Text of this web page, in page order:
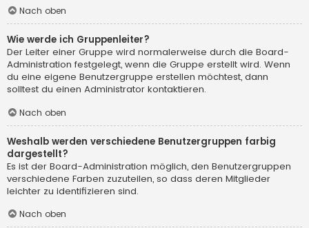
Nach oben
Wie werde ich Gruppenleiter?
Der Leiter einer Gruppe wird normalerweise durch die Board-
Administration festgelegt, wenn die Gruppe erstellt wird. Wenn
du eine eigene Benutzergruppe erstellen möchtest, dann
solltest du einen Administrator kontaktieren.
Nach oben
Weshalb werden verschiedene Benutzergruppen farbig
dargestellt?
Es ist der Board-Administration möglich, den Benutzergruppen
verschiedene Farben zuzuteilen, so dass deren Mitglieder
leichter zu identifizieren sind.
Nach oben